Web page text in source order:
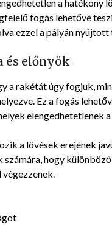
a hatékony
fogás lehetővé
ezzel a pályán nyújtott
és előnyök
a rakétát úgy fogjuk,
Ez a fogás
elengedhetetlenek
a lövések erejének
hogy